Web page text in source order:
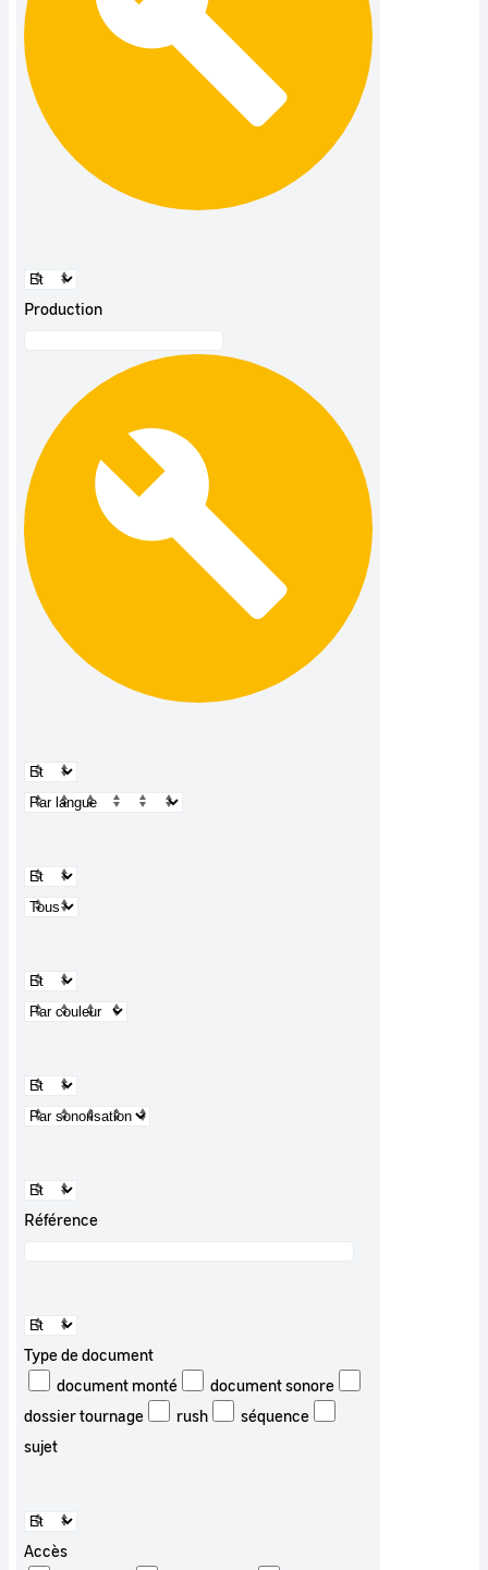
Production
Référence
Type de document
document monté
document sonore
dossier tournage
rush
séquence
sujet
Accès